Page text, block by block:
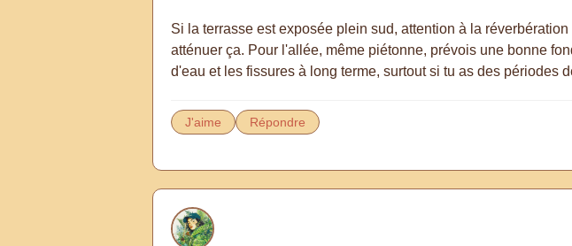
Si la terrasse est exposée plein sud, attention à la
atténuer ça. Pour l'allée, même piétonne, prévois une bonne
d'eau et les fissures à long terme, surtout si tu as des périodes
J'aime Répondre